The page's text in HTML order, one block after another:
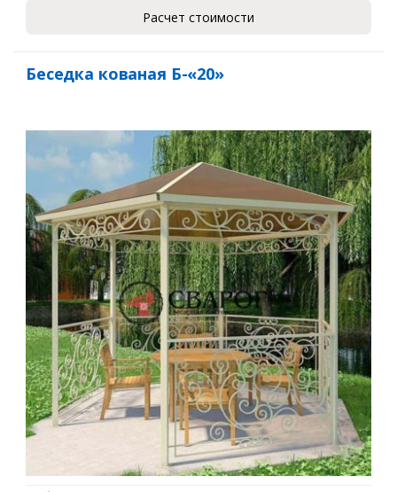
Комментарий к заказу
Расчет стоимости
Беседка кованая Б-«20»